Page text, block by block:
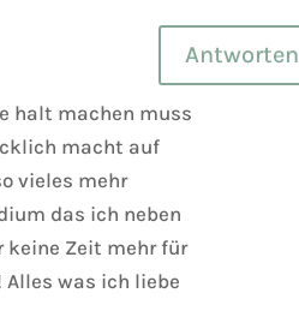
halt machen muss
macht auf
vieles mehr
das ich neben
keine Zeit mehr für
Alles was ich liebe
Antworten